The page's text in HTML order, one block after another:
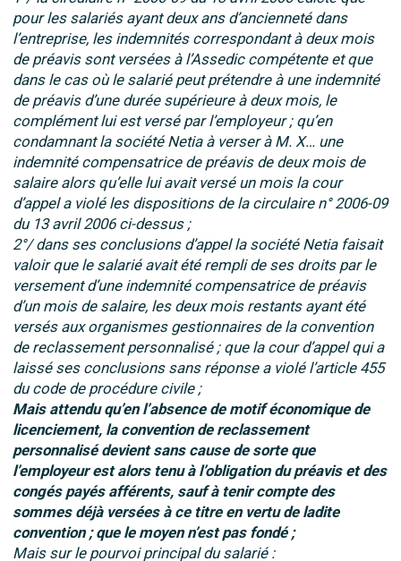
pour les salariés ayant deux ans d’ancienneté dans
l’entreprise, les indemnités correspondant à deux mois
de préavis sont versées à l’Assedic compétente et que
dans le cas où le salarié peut prétendre à une indemnité
de préavis d’une durée supérieure à deux mois, le
complément lui est versé par l’employeur ; qu’en
condamnant la société Netia à verser à M. X… une
indemnité compensatrice de préavis de deux mois de
salaire alors qu’elle lui avait versé un mois la cour
d’appel a violé les dispositions de la circulaire n° 2006-09
du 13 avril 2006 ci-dessus ;
2°/ dans ses conclusions d’appel la société Netia faisait
valoir que le salarié avait été rempli de ses droits par le
versement d’une indemnité compensatrice de préavis
d’un mois de salaire, les deux mois restants ayant été
versés aux organismes gestionnaires de la convention
de reclassement personnalisé ; que la cour d’appel qui a
laissé ses conclusions sans réponse a violé l’article 455
du code de procédure civile ;
Mais attendu qu’en l’absence de motif économique de
licenciement, la convention de reclassement
personnalisé devient sans cause de sorte que
l’employeur est alors tenu à l’obligation du préavis et des
congés payés afférents, sauf à tenir compte des
sommes déjà versées à ce titre en vertu de ladite
convention ; que le moyen n’est pas fondé ;
Mais sur le pourvoi principal du salarié :